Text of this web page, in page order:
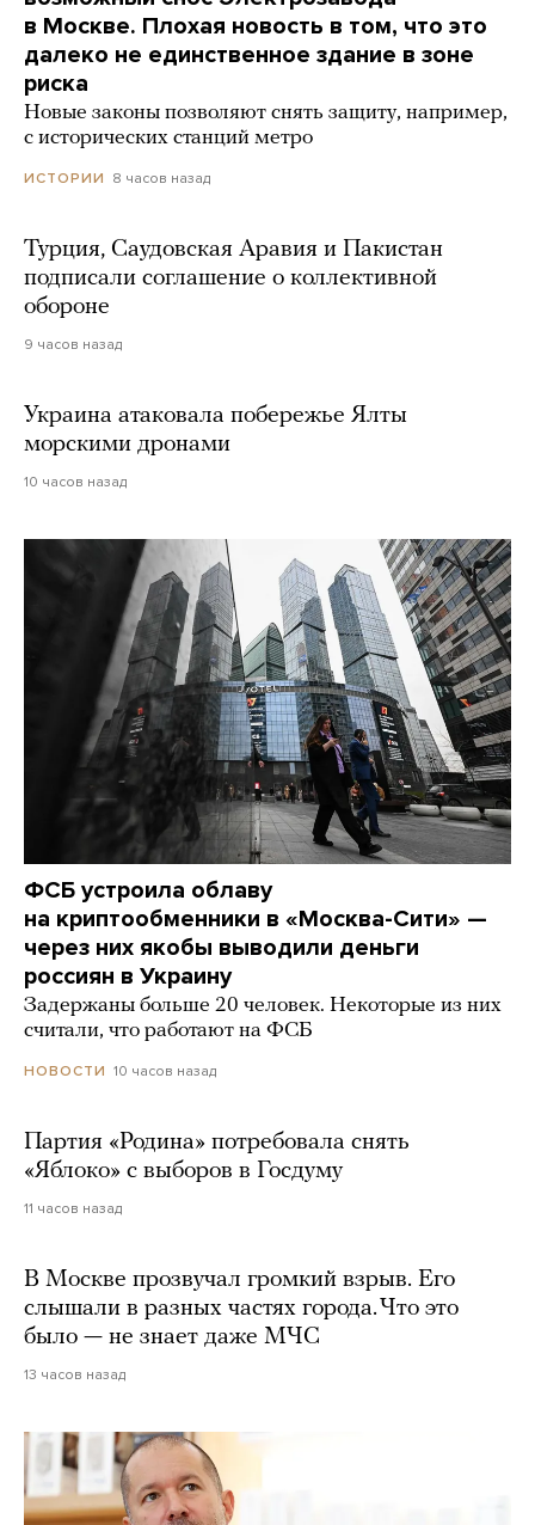
в Москве. Плохая новость в том, что это
далеко не единственное здание в зоне
риска
Новые законы позволяют снять защиту, например,
с исторических станций метро
ИСТОРИИ 8 часов назад
Турция, Саудовская Аравия и Пакистан
подписали соглашение о коллективной
обороне
9 часов назад
Украина атаковала побережье Ялты
морскими дронами
10 часов назад
ФСБ устроила облаву
на криптообменники в «Москва-Сити» —
через них якобы выводили деньги
россиян в Украину
Задержаны больше 20 человек. Некоторые из них
считали, что работают на ФСБ
НОВОСТИ 10 часов назад
Партия «Родина» потребовала снять
«Яблоко» с выборов в Госдуму
11 часов назад
В Москве прозвучал громкий взрыв. Его
слышали в разных частях города. Что это
было — не знает даже МЧС
13 часов назад